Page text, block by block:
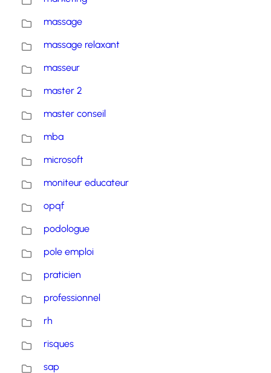
massage
massage relaxant
masseur
master 2
master conseil
mba
microsoft
moniteur educateur
opqf
podologue
pole emploi
praticien
professionnel
rh
risques
sap